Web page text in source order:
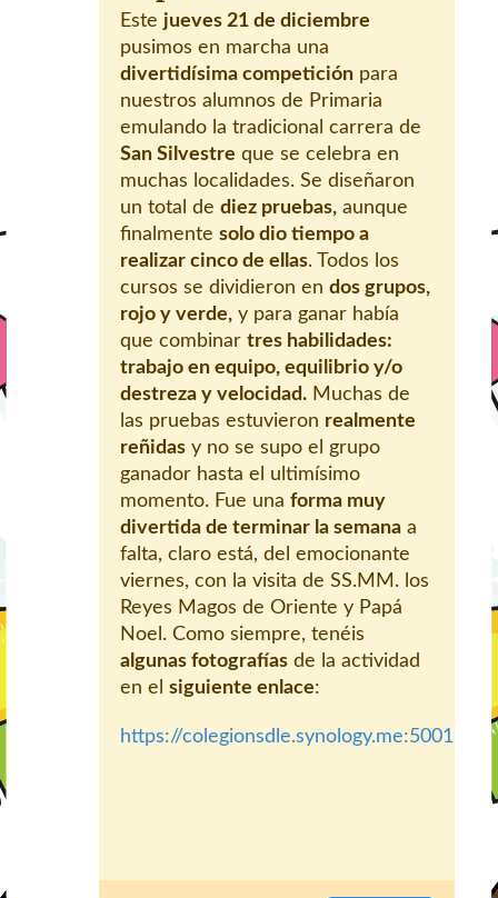
Este jueves 21 de diciembre
pusimos en marcha una
divertidísima competición para
nuestros alumnos de Primaria
emulando la tradicional carrera de
San Silvestre que se celebra en
muchas localidades. Se diseñaron
un total de diez pruebas, aunque
finalmente solo dio tiempo a
realizar cinco de ellas. Todos los
cursos se dividieron en dos grupos,
rojo y verde, y para ganar había
que combinar tres habilidades:
trabajo en equipo, equilibrio y/o
destreza y velocidad. Muchas de
las pruebas estuvieron realmente
reñidas y no se supo el grupo
ganador hasta el ultimísimo
momento. Fue una forma muy
divertida de terminar la semana a
falta, claro está, del emocionante
viernes, con la visita de SS.MM. los
Reyes Magos de Oriente y Papá
Noel. Como siempre, tenéis
algunas fotografías de la actividad
en el siguiente enlace:
https://colegionsdle.synology.me:5001/